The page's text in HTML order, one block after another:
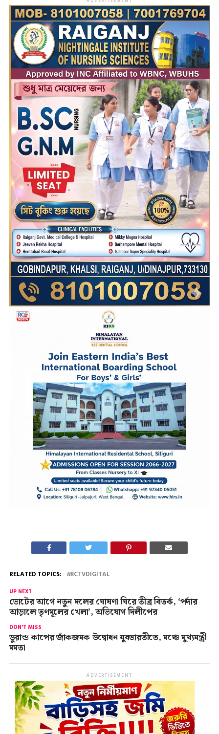
RELATED TOPICS: RCTVDIGITAL
UP NEXT
ভোটের আগে নতুন দলের ঘোষণা ঘিরে তীব্র বিতর্ক, ‘পর্দার
আড়ালে তৃণমূলের খেলা’, অভিযোগ দিলীপের
DON'T MISS
ডুরান্ড কাপের জাঁকজমক উদ্বোধন যুবভারতীতে, মঞ্চে মুখ্যমন্ত্রী
মমতা
ADVERTISEMENT